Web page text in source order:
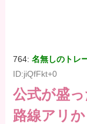
764:名無しのトレ
ID:jiQfFkt+0
公式が盛
路線アリか